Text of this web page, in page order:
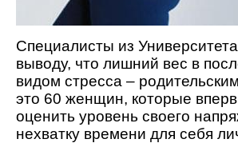
Специалисты из
выводу, что лишний вес в
видом стресса –
это 60 женщин, которые
оценить уровень своего
нехватку времени для себя